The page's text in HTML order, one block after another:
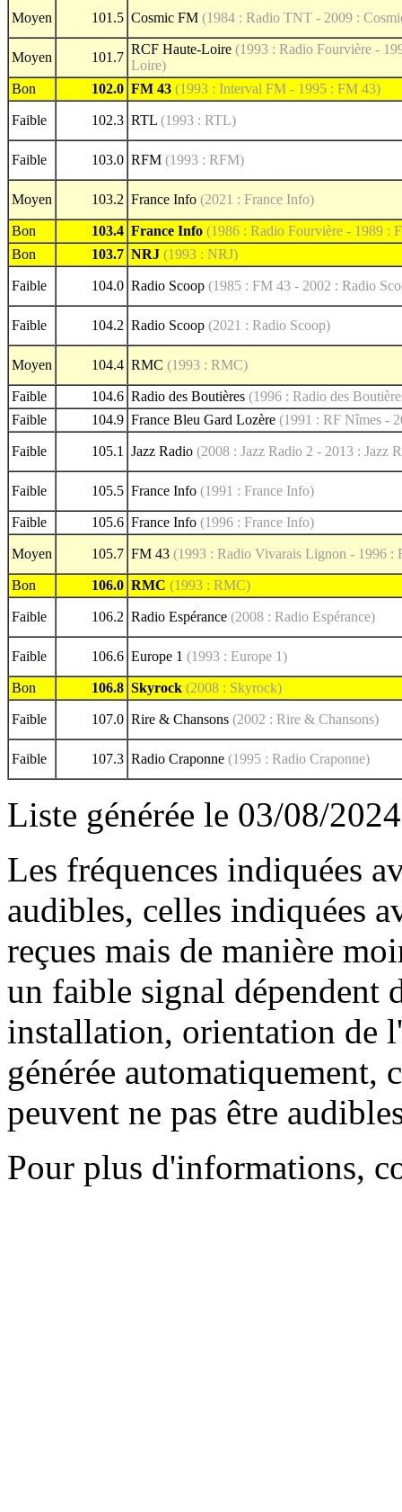
Moyen 101.5 Cosmic FM (1984 : Radio TNT - 2009 :
Moyen 101.7
RCF Haute-Loire (1993 : Radio Fourvière -
Loire)
Bon
102.0 FM 43 (1993 : Interval FM - 1995 : FM 43)
Faible 102.3 RTL (1993 : RTL)
Faible 103.0 RFM (1993 : RFM)
Moyen 103.2 France Info (2021 : France Info)
Bon 103.4 France Info (1986 : Radio Fourvière - 1989 :
Bon
103.7 NRJ (1993 : NRJ)
Faible 104.0 Radio Scoop (1985 : FM 43 - 2002 : Radio
Faible 104.2 Radio Scoop (2021 : Radio Scoop)
Moyen 104.4 RMC (1993 : RMC)
Faible 104.6 Radio des Boutières (1996 : Radio des
Faible
104.9 France Bleu Gard Lozère (1991 : RF Nîmes -
Faible 105.1 Jazz Radio (2008 : Jazz Radio 2 - 2013 : Jazz
Faible 105.5 France Info (1991 : France Info)
Faible 105.6 France Info (1996 : France Info)
Moyen 105.7 FM 43 (1993 : Radio Vivarais Lignon - 1996 :
Bon 106.0 RMC (1993 : RMC)
Faible 106.2 Radio Espérance (2008 : Radio Espérance)
Faible 106.6 Europe 1 (1993 : Europe 1)
Bon 106.8 Skyrock (2008 : Skyrock)
Faible 107.0 Rire & Chansons (2002 : Rire & Chansons)
Faible 107.3 Radio Craponne (1995 : Radio Craponne)
Liste générée le 03/08/
Les fréquences indiquées
audibles, celles indiquées
reçues mais de manière
un faible signal dépendent
installation, orientation de
générée automatiquement,
peuvent ne pas être
Pour plus d'informations,